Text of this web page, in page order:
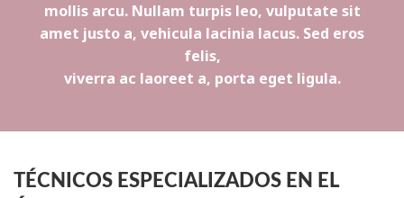
mollis arcu. Nullam turpis leo, vulputate sit
amet justo a, vehicula lacinia lacus. Sed eros
felis,
viverra ac laoreet a, porta eget ligula.
TÉCNICOS ESPECIALIZADOS EN EL